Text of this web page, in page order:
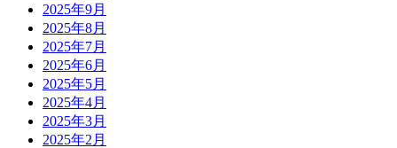
2025年9月
2025年8月
2025年7月
2025年6月
2025年5月
2025年4月
2025年3月
2025年2月